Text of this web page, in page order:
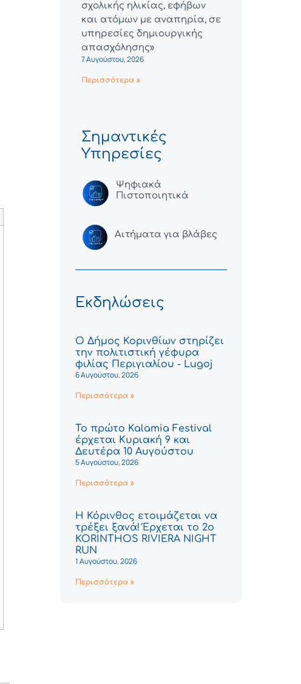
σχολικής ηλικίας, εφήβων
και ατόμων με αναπηρία, σε
υπηρεσίες δημιουργικής
απασχόλησης»
7 Αυγούστου, 2026
Περισσότερα »
Σημαντικές
Υπηρεσίες
Ψηφιακά
Πιστοποιητικά
Αιτήματα για βλάβες
Εκδηλώσεις
Ο Δήμος Κορινθίων στηρίζει
την πολιτιστική γέφυρα
φιλίας Περιγιαλίου - Lugoj
6 Αυγούστου, 2026
Περισσότερα »
Το πρώτο Kalamia Festival
έρχεται Κυριακή 9 και
Δευτέρα 10 Αυγούστου
5 Αυγούστου, 2026
Περισσότερα »
Η Κόρινθος ετοιμάζεται να
τρέξει ξανά! Έρχεται το 2ο
KORINTHOS RIVIERA NIGHT
RUN
1 Αυγούστου, 2026
Περισσότερα »